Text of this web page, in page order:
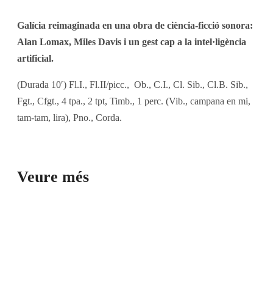
Galícia reimaginada en una obra de ciència-ficció sonora:
Alan Lomax, Miles Davis i un gest cap a la intel·ligència
artificial.
(Durada 10′) Fl.I., Fl.II/picc., Ob., C.I., Cl. Sib., Cl.B. Sib.,
Fgt., Cfgt., 4 tpa., 2 tpt, Timb., 1 perc. (Vib., campana en mi,
tam-tam, lira), Pno., Corda.
Veure més